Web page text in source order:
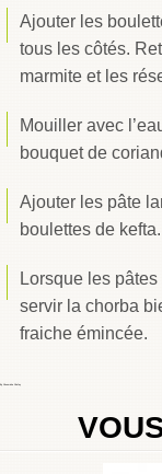
Ajouter les
tous les côtés.
marmite et les
Mouiller avec
bouquet de
Ajouter les pâte
boulettes de kefta.
Lorsque les
servir la chorba
fraiche émincée.